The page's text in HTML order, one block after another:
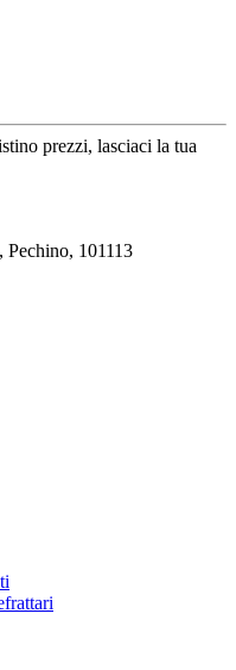
prezzi, lasciaci la tua
Pechino, 101113